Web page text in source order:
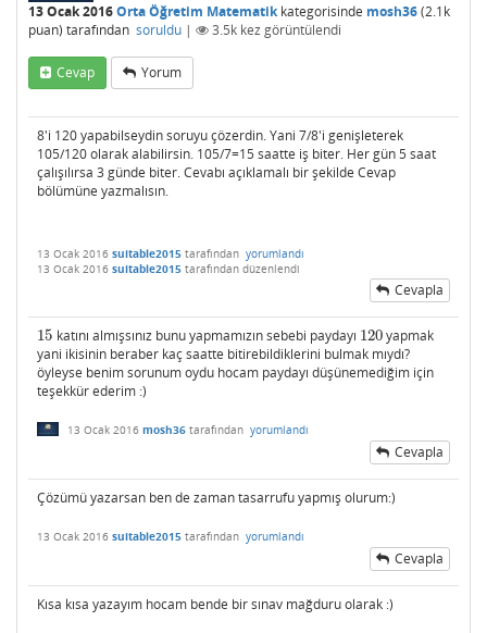
13 Ocak 2016Orta Öğretim Matematikkategorisinde mosh36(2.1k
puan) tarafından soruldu | 3.5k kez görüntülendi
Cevap Yorum
8'i 120 yapabilseydin soruyu çözerdin. Yani 7/8'i genişleterek
105/120 olarak alabilirsin. 105/7=15 saatte iş biter. Her gün 5 saat
çalışılırsa 3 günde biter. Cevabı açıklamalı bir şekilde Cevap
bölümüne yazmalısın.
13 Ocak 2016 suitable2015 tarafından yorumlandı
13 Ocak 2016 suitable2015 tarafından düzenlendi
Cevapla
15
15 katını almışsınız bunu yapmamızın sebebi paydayı 120
120yapmak
yani ikisinin beraber kaç saatte bitirebildiklerini bulmak mıydı?
öyleyse benim sorunum oydu hocam paydayı düşünemediğim için
teşekkür ederim :)
13 Ocak 2016 mosh36 tarafından yorumlandı
Cevapla
Çözümü yazarsan ben de zaman tasarrufu yapmış olurum:)
13 Ocak 2016 suitable2015 tarafından yorumlandı
Cevapla
Kısa kısa yazayım hocam bende bir sınav mağduru olarak :)